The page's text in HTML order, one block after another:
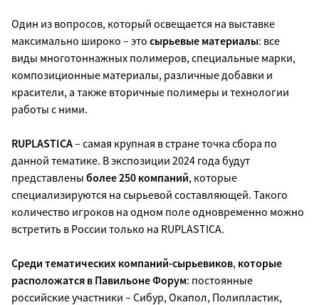
Один из вопросов, который освещается на выставке
максимально широко – это сырьевые материалы: все
виды многотоннажных полимеров, специальные марки,
композиционные материалы, различные добавки и
красители, а также вторичные полимеры и технологии
работы с ними.
RUPLASTICA– самая крупная в стране точка сбора по
данной тематике. В экспозиции 2024 года будут
представлены более 250 компаний, которые
специализируются на сырьевой составляющей. Такого
количество игроков на одном поле одновременно можно
встретить в России только на RUPLASTICA.
Среди тематических компаний-сырьевиков, которые
расположатся в Павильоне Форум: постоянные
российские участники – Сибур, Окапол, Полипластик,